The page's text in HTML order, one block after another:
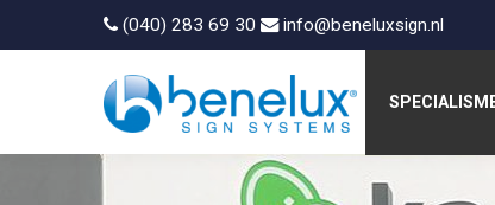
(040) 283 69 30 info@beneluxsign.nl